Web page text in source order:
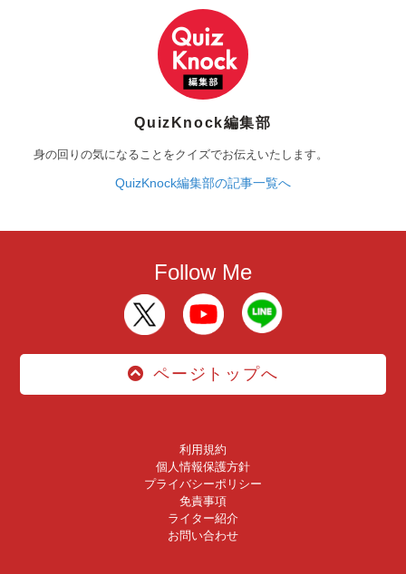
QuizKnock編集部
身の回りの気になることをクイズでお伝えいたします。
QuizKnock編集部の記事一覧へ
Follow Me
ページトップへ
利用規約
個人情報保護方針
プライバシーポリシー
免責事項
ライター紹介
お問い合わせ